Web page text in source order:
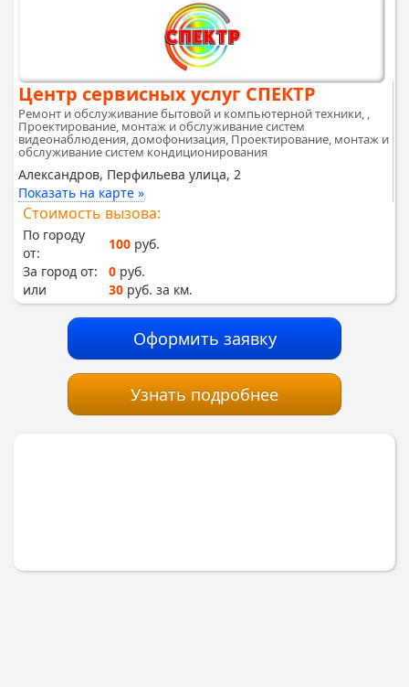
Центр сервисных услуг СПЕКТР
Ремонт и обслуживание бытовой и компьютерной техники, ,
Проектирование, монтаж и обслуживание систем
видеонаблюдения, домофонизация, Проектирование, монтаж и
обслуживание систем кондиционирования
Александров, Перфильева улица, 2
Показать на карте »
Стоимость вызова:
По городу
от:
100 руб.
За город от:
0 руб.
или
30 руб. за км.
Оформить заявку
Узнать подробнее